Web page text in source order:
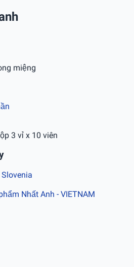
miệng
3 vỉ x 10 viên
Slovenia
Nhất Anh - VIETNAM